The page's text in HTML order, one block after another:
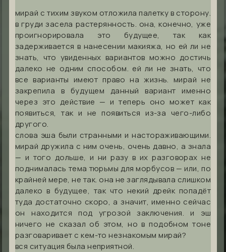
мирай с тихим звуком отложила палетку в сторону.
в груди засела растерянность. она, конечно, уже
проигнорировала это будущее, так как
задерживается в нанесении макияжа, но ей ли не
знать, что увиденных вариантов можно достичь
далеко не одним способом. ей ли не знать, что
все варианты имеют право на жизнь. мирай не
закрепила в будущем данный вариант именно
через это действие — и теперь оно может как
появиться, так и не появиться из-за чего-либо
другого.
слова эша были странными и настораживающими.
мирай дружила с ним очень, очень давно, а знала
— и того дольше, и ни разу в их разговорах не
поднималась тема тюрьмы для морбусов — или, по
крайней мере, не так. она не заглядывала слишком
далеко в будущее, так что некий дрейк попадёт
туда достаточно скоро, а значит, именно сейчас
он находится под угрозой заключения. и эш
ничего не сказал об этом, но в подобном тоне
разговаривает с кем-то незнакомым мирай?
вся ситуация была неприятной.